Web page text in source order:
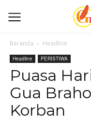
Beranda Headline
Headline PERISTIWA
Puasa
Gua
Korban